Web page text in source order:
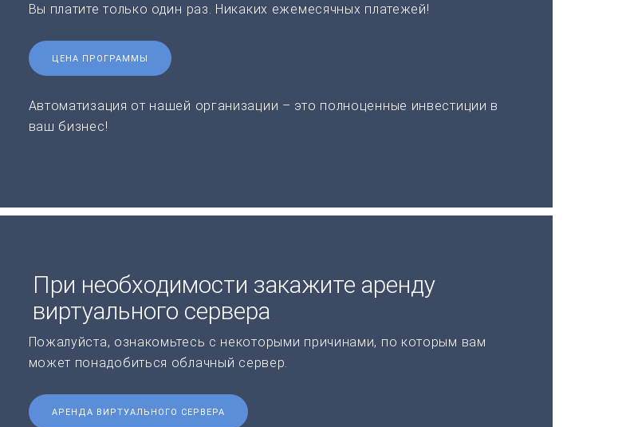
Вы платите только один раз. Никаких ежемесячных платежей!
ЦЕНА ПРОГРАММЫ
Автоматизация от нашей организации – это полноценные инвестиции в
ваш бизнес!
При необходимости закажите аренду
виртуального сервера
Пожалуйста, ознакомьтесь с некоторыми причинами, по которым вам
может понадобиться облачный сервер.
АРЕНДА ВИРТУАЛЬНОГО СЕРВЕРА